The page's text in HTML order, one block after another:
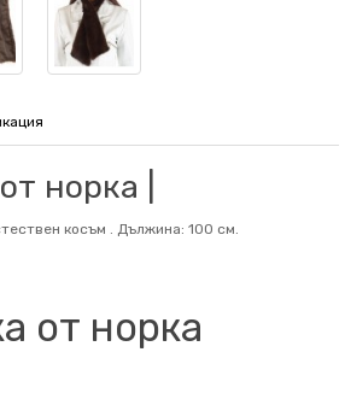
норка |
косъм . Дължина: 100 см.
от норка